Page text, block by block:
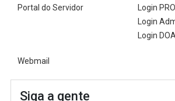
Portal do Servidor
Login
Login
Login
Webmail
Siga a gente